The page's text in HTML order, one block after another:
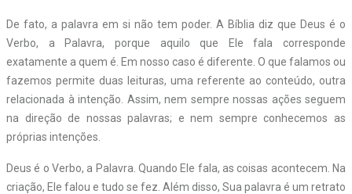
De fato, a palavra em si não tem poder. A Bíblia diz que Deus é o
Verbo, a Palavra, porque aquilo que Ele fala corresponde
exatamente a quem é. Em nosso caso é diferente. O que falamos ou
fazemos permite duas leituras, uma referente ao conteúdo, outra
relacionada à intenção. Assim, nem sempre nossas ações seguem
na direção de nossas palavras; e nem sempre conhecemos as
próprias intenções.
Deus é o Verbo, a Palavra. Quando Ele fala, as coisas acontecem. Na
criação, Ele falou e tudo se fez. Além disso, Sua palavra é um retrato